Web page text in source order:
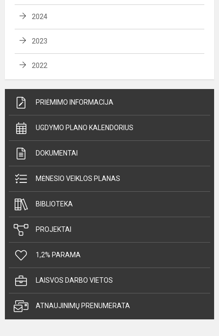
2024
2023
2022
PRIĖMIMO INFORMACIJA
UGDYMO PLANO KALENDORIUS
DOKUMENTAI
MĖNESIO VEIKLOS PLANAS
BIBLIOTEKA
PROJEKTAI
1,2% PARAMA
LAISVOS DARBO VIETOS
ATNAUJINIMŲ PRENUMERATA